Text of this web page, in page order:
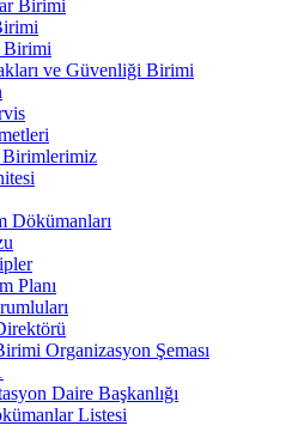
Birimi
Birimi
ve Güvenliği Birimi
Dökümanları
Planı
Organizasyon Şeması
Daire Başkanlığı
Listesi